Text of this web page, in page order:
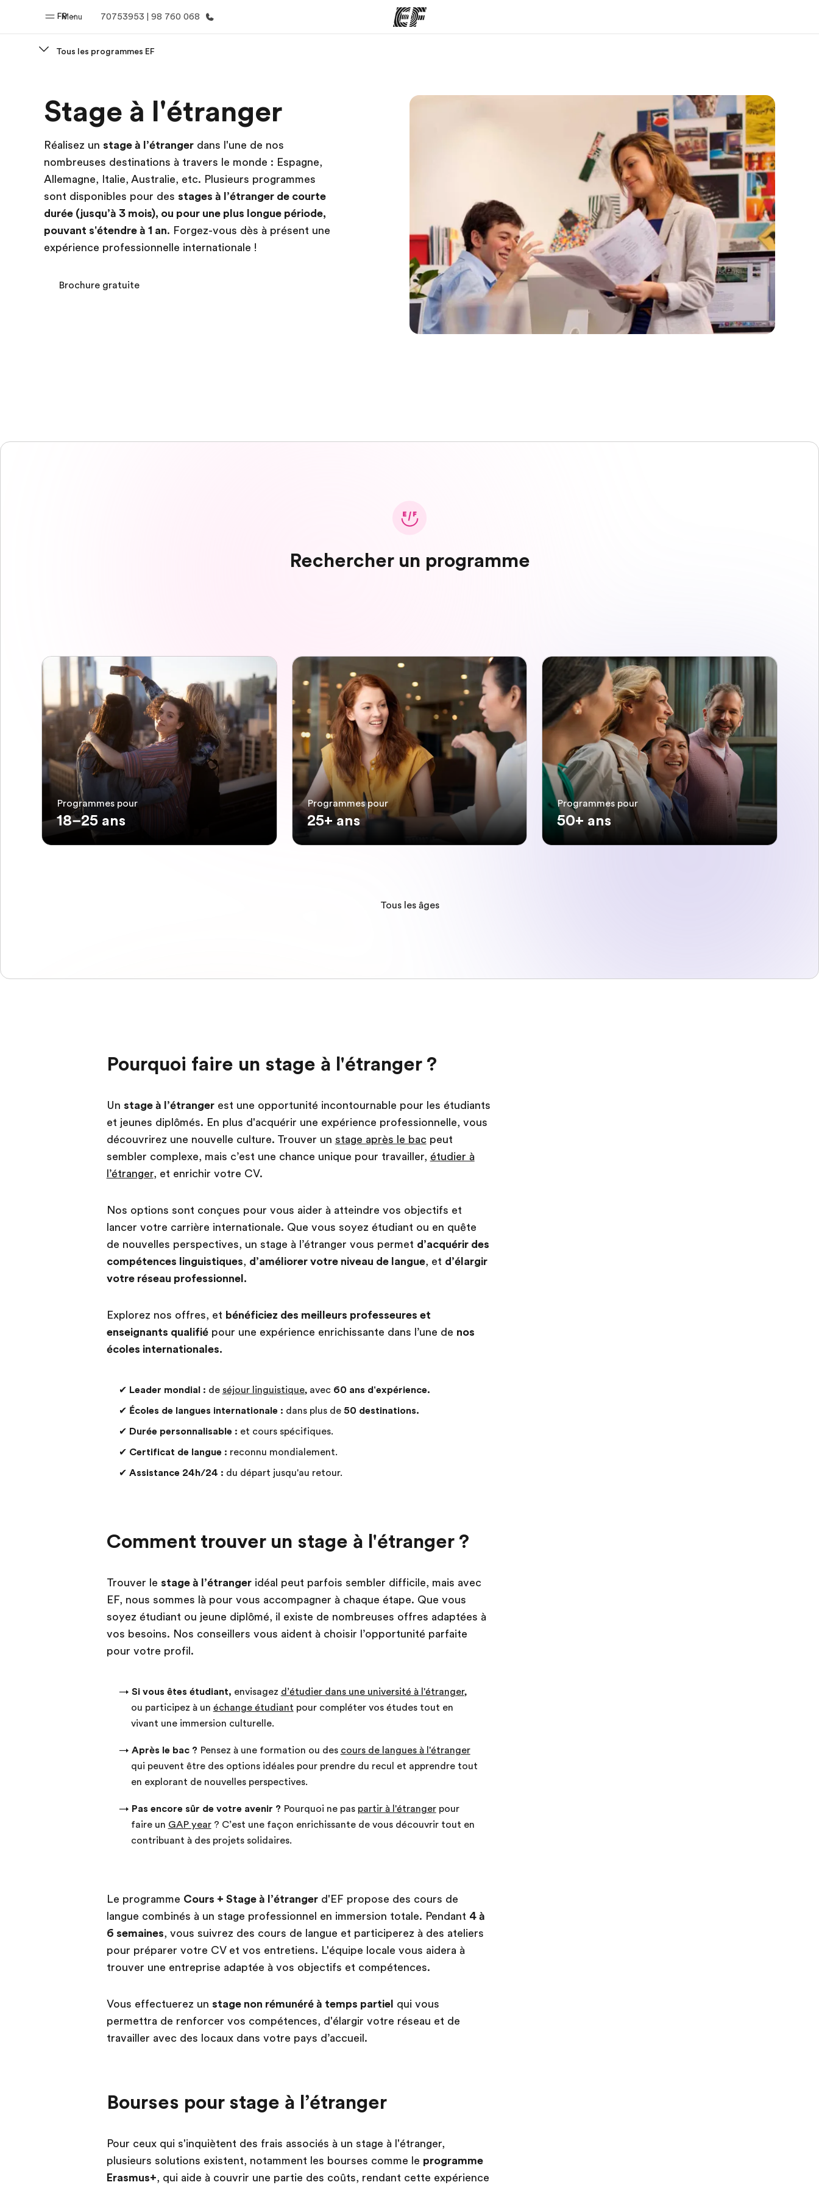
Menu
FR 70753953 | 98 760 068
Bienvenue chez EF Nos offres Rejoignez nos équipes
Tous les programmes EF
Stage à l'étranger
Réalisez un stage à l’étranger dans l'une de nos
nombreuses destinations à travers le monde : Espagne,
Allemagne, Italie, Australie, etc. Plusieurs programmes
sont disponibles pour des stages à l’étranger de courte
durée (jusqu’à 3 mois), ou pour une plus longue période,
pouvant s'étendre à 1 an. Forgez-vous dès à présent une
expérience professionnelle internationale !
Brochure gratuite
Rechercher un programme
Programmes pour
18–25 ans
Programmes pour
25+ ans
Programmes pour
50+ ans
Tous les âges
Pourquoi faire un stage à l'étranger ?
Un stage à l’étrangerest une opportunité incontournable pour les étudiants
et jeunes diplômés. En plus d'acquérir une expérience professionnelle, vous
découvrirez une nouvelle culture. Trouver un stage après le bacpeut
sembler complexe, mais c’est une chance unique pour travailler, étudier à
l’étranger, et enrichir votre CV.
Nos options sont conçues pour vous aider à atteindre vos objectifs et
lancer votre carrière internationale. Que vous soyez étudiant ou en quête
de nouvelles perspectives, un stage à l’étranger vous permet d’acquérir des
compétences linguistiques, d’améliorer votre niveau de langue, et d’élargir
votre réseau professionnel.
Explorez nos offres, et bénéficiez des meilleurs professeures et
enseignants qualifiépour une expérience enrichissante dans l’une de nos
écoles internationales.
✔ Leader mondial : de séjour linguistique, avec 60 ans d'expérience.
✔ Écoles de langues internationale : dans plus de 50 destinations.
✔ Durée personnalisable : et cours spécifiques.
✔ Certificat de langue : reconnu mondialement.
✔ Assistance 24h/24 : du départ jusqu'au retour.
Comment trouver un stage à l'étranger ?
Trouver le stage à l’étrangeridéal peut parfois sembler difficile, mais avec
EF, nous sommes là pour vous accompagner à chaque étape. Que vous
soyez étudiant ou jeune diplômé, il existe de nombreuses offres adaptées à
vos besoins. Nos conseillers vous aident à choisir l’opportunité parfaite
pour votre profil.
→ Si vous êtes étudiant, envisagez d’étudier dans une université à l'étranger,
ou participez à un échange étudiant pour compléter vos études tout en
vivant une immersion culturelle.
→ Après le bac ? Pensez à une formation ou des cours de langues à l'étranger
qui peuvent être des options idéales pour prendre du recul et apprendre tout
en explorant de nouvelles perspectives.
→ Pas encore sûr de votre avenir ? Pourquoi ne pas partir à l'étrangerpour
faire un GAP year? C’est une façon enrichissante de vous découvrir tout en
contribuant à des projets solidaires.
Le programme Cours + Stage à l’étrangerd'EF propose des cours de
langue combinés à un stage professionnel en immersion totale. Pendant 4 à
6 semaines, vous suivrez des cours de langue et participerez à des ateliers
pour préparer votre CV et vos entretiens. L'équipe locale vous aidera à
trouver une entreprise adaptée à vos objectifs et compétences.
Vous effectuerez un stage non rémunéré à temps partiel qui vous
permettra de renforcer vos compétences, d'élargir votre réseau et de
travailler avec des locaux dans votre pays d’accueil.
Bourses pour stage à l’étranger
Pour ceux qui s'inquiètent des frais associés à un stage à l'étranger,
plusieurs solutions existent, notamment les bourses comme le programme
Erasmus+, qui aide à couvrir une partie des coûts, rendant cette expérience